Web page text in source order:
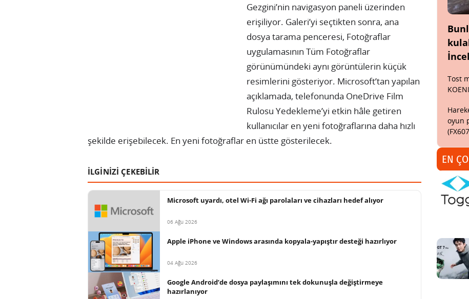
Gezgini’nin navigasyon paneli üzerinden
erişiliyor. Galeri’yi seçtikten sonra, ana
dosya tarama penceresi, Fotoğraflar
uygulamasının Tüm Fotoğraflar
görünümündeki aynı görüntülerin küçük
resimlerini gösteriyor. Microsoft’tan yapılan
açıklamada, telefonunda OneDrive Film
Rulosu Yedekleme’yi etkin hâle getiren
kullanıcılar en yeni fotoğraflarına daha hızlı
şekilde erişebilecek. En yeni fotoğraflar en üstte gösterilecek.
İLGİNİZİ ÇEKEBİLİR
Microsoft uyardı, otel Wi-Fi ağı parolaları ve cihazları hedef alıyor
06 Ağu 2026
Apple iPhone ve Windows arasında kopyala-yapıştır desteği hazırlıyor
04 Ağu 2026
Google Android’de dosya paylaşımını tek dokunuşla değiştirmeye
hazırlanıyor
Tost
oyun
EN